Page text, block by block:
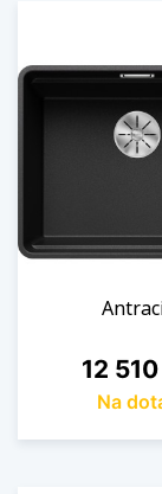
Cena
12
Na